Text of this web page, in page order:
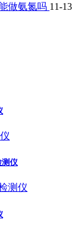
做氨氮吗 11-13
测仪